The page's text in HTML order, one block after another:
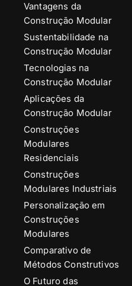
Vantagens da
Construção Modular
Sustentabilidade na
Construção Modular
Tecnologias na
Construção Modular
Aplicações da
Construção Modular
Construções
Modulares
Residenciais
Construções
Modulares Industriais
Personalização em
Construções
Modulares
Comparativo de
Métodos Construtivos
O Futuro das